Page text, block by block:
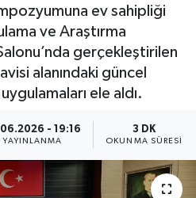
ev sahipliği
ve Araştırma
gerçekleştirilen
alanındaki güncel
ele aldı.
- 19:16
YAYINLANMA
3 DK
OKUNMA SÜRESI
- Turizm